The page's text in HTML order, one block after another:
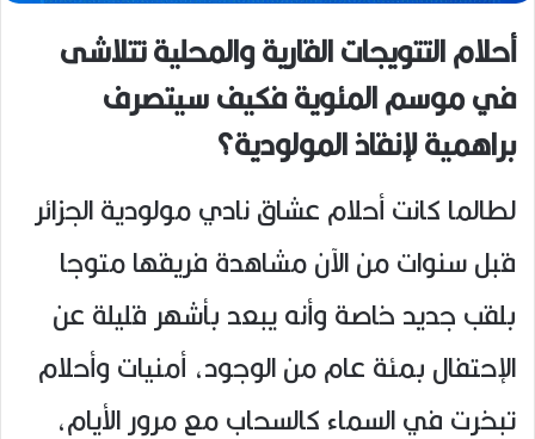
أحلام التتويجات القارية والمحلية تتلاشى
في موسم المئوية فكيف سيتصرف
براهمية لإنقاذ المولودية؟
لطالما كانت أحلام عشاق نادي مولودية الجزائر
قبل سنوات من الآن مشاهدة فريقها متوجا
بلقب جديد خاصة وأنه يبعد بأشهر قليلة عن
الإحتفال بمئة عام من الوجود، أمنيات وأحلام
تبخرت في السماء كالسحاب مع مرور الأيام،